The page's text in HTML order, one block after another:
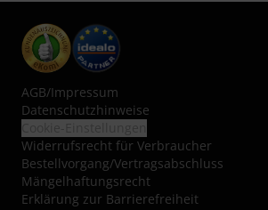
AGB/Impressum
Datenschutzhinweise
Widerrufsrecht für Verbraucher
Bestellvorgang/Vertragsabschluss
Mängelhaftungsrecht
Erklärung zur Barrierefreiheit